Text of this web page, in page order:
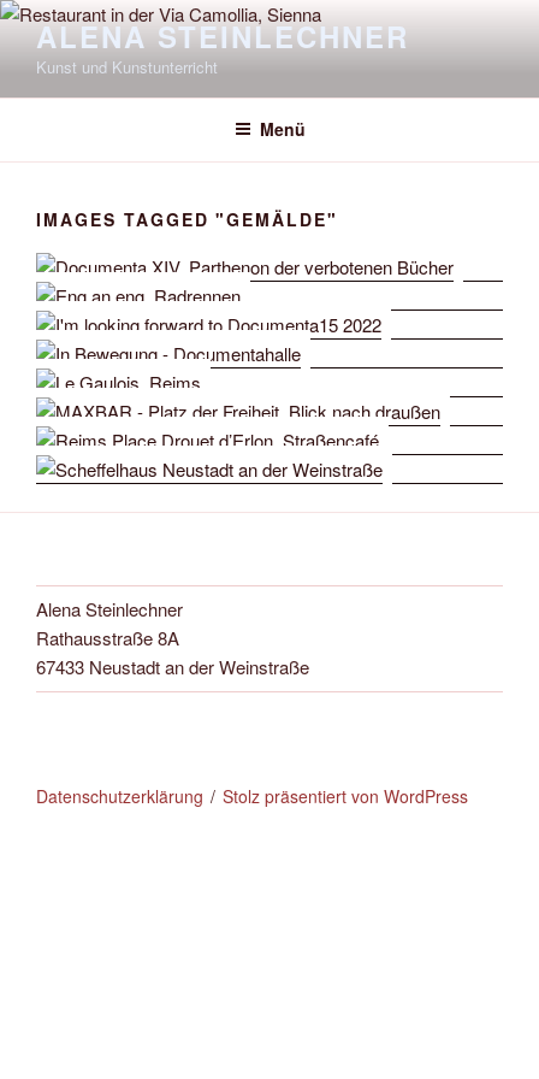
Zum
Inhalt
springen
ALENA STEINLECHNER
Kunst und Kunstunterricht
Menü
IMAGES TAGGED "GEMÄLDE"
Alena Steinlechner
Rathausstraße 8A
67433 Neustadt an der Weinstraße
Datenschutzerklärung Stolz präsentiert von WordPress